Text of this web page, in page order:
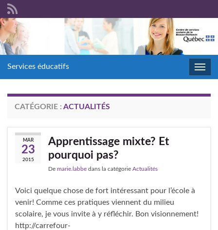
Services éducatifs
CATÉGORIE : ACTUALITÉS
MAR
23
2015
Apprentissage mixte? Et
pourquoi pas?
De marie.labbe dans la catégorie Actualités
Voici quelque chose de fort intéressant pour l’école à
venir! Comme ces pratiques viennent du milieu
scolaire, je vous invite à y réfléchir. Bon visionnement!
http://carrefour-